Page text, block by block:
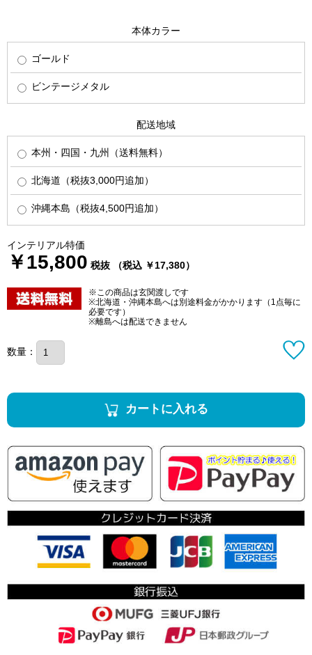
本体カラー
ゴールド
ビンテージメタル
配送地域
本州・四国・九州（送料無料）
北海道（税抜3,000円追加）
沖縄本島（税抜4,500円追加）
インテリアル特価
￥15,800 税抜 （税込 ￥17,380）
※この商品は玄関渡しです
※北海道・沖縄本島へは別途料金がかかります（1点毎に
必要です）
※離島へは配送できません
数量：
カートに入れる